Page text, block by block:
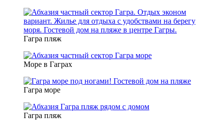
Гагра пляж
Море в Гаграх
Гагра море
Гагра пляж